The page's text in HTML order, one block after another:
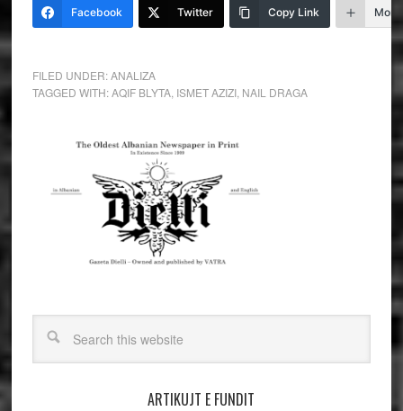
Facebook Twitter Copy Link More
FILED UNDER:ANALIZA
TAGGED WITH:AQIF BLYTA, ISMET AZIZI, NAIL DRAGA
ARTIKUJT E FUNDIT